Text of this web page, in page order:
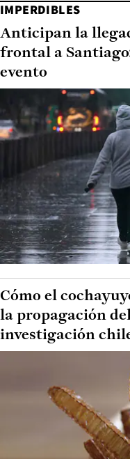
IMPERDIBLES
Anticipan la
frontal a
evento
Cómo el
la propagación
investigación